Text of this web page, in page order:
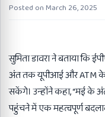
Posted on March 26, 2025
सुमिता डावरा ने बताया
अंत तक यूपीआई और ATM के
सकेंगे। उन्होंने कहा, “मई के
पहुंचने में एक महत्वपूर्ण